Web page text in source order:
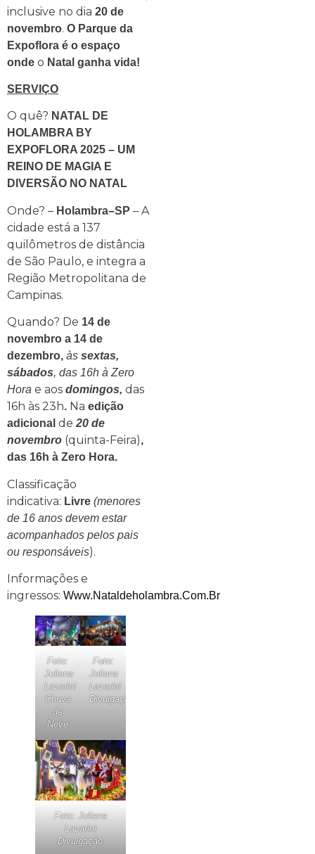
inclusive no dia 20 de
novembro. O Parque da
Expoflora é o espaço
onde o Natal ganha vida!
SERVIÇO
O quê? NATAL DE
HOLAMBRA BY
EXPOFLORA 2025 – UM
REINO DE MAGIA E
DIVERSÃO NO NATAL
Onde? – Holambra–SP – A
cidade está a 137
quilômetros de distância
de São Paulo, e integra a
Região Metropolitana de
Campinas.
Quando? De 14 de
novembro a 14 de
dezembro, às sextas,
sábados, das 16h à Zero
Hora e aos domingos, das
16h às 23h. Na edição
adicional de 20 de
novembro (quinta-Feira),
das 16h à Zero Hora.
Classificação
indicativa: Livre (menores
de 16 anos devem estar
acompanhados pelos pais
ou responsáveis).
Informações e
ingressos: Www.nataldeholambra.com.br
Foto:
Juliana
Lazarini
Chuva
de
Neve
Foto:
Juliana
Lazarini
Divulgação
Foto: Juliana
Lazarini
Divulgação